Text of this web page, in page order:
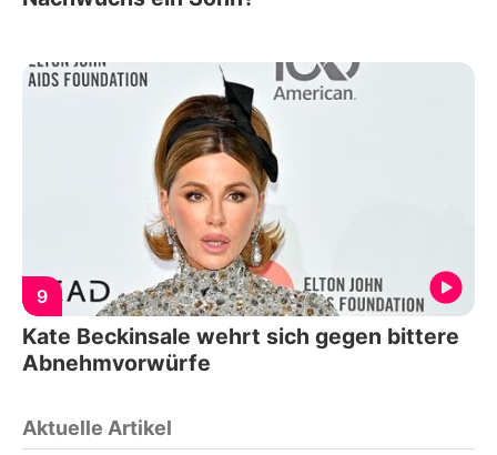
9
Kate Beckinsale wehrt sich gegen bittere
Abnehmvorwürfe
Aktuelle Artikel